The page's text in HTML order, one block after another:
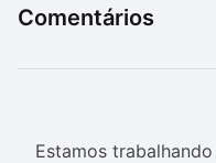
Comentários
Estamos